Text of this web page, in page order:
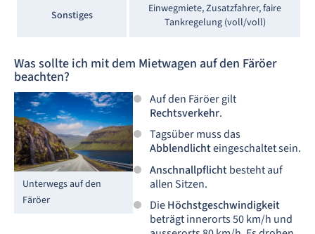
Sonstiges
Einwegmiete, Zusatzfahrer, faire
Tankregelung (voll/voll)
Was sollte ich mit dem Mietwagen auf den Färöer
beachten?
Unterwegs auf den
Färöer
Auf den Färöer gilt
Rechtsverkehr.
Tagsüber muss das
Abblendlichteingeschaltet sein.
Anschnallpflichtbesteht auf
allen Sitzen.
DieHöchstgeschwindigkeit
beträgt innerorts 50 km/h und